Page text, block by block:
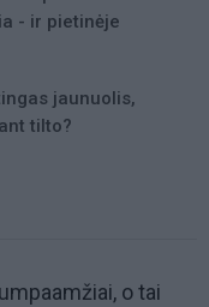
- ir pietinėje
jaunuolis,
tilto?
o tai